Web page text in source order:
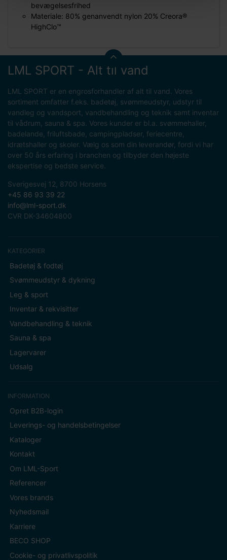
bevægelsesfrihed
Materiale: 80% genanvendt nylon 20% Creora®
HighClo™
LML SPORT - Alt til vand
LML SPORT er en engrosforhandler af alt til vand. Vores
sortiment omfatter f.eks. badetøj, svømmeudstyr, udstyr til
vandleg og vandsport, vandbehandling og teknik samt inventar
til vådrum, sauna & spa. Vores kunder er bl.a. svømmehaller,
badelande, friluftsbade, campingpladser, feriecentre,
idrætshaller og skoler. Vælg os som din leverandør, fordi vi har
over 50 års erfaring i branchen og tilbyder den højeste
ekspertise og bedste service.
Sverigesvej 12, 8700 Horsens
+45 86 93 39 22
info@lml-sport.dk
CVR DK-34604800
KATEGORIER
Badetøj & fodtøj
Svømmeudstyr & dykning
Leg & sport
Inventar & rekvisitter
Vandbehandling & teknik
Sauna & spa
Lagervarer
Udsalg
INFORMATION
Opret B2B-login
Leverings- og handelsbetingelser
Kataloger
Kontakt
Om LML-Sport
Referencer
Vores brands
Nyhedsmail
Karriere
BECO SHOP
Cookie- og privatlivspolitik